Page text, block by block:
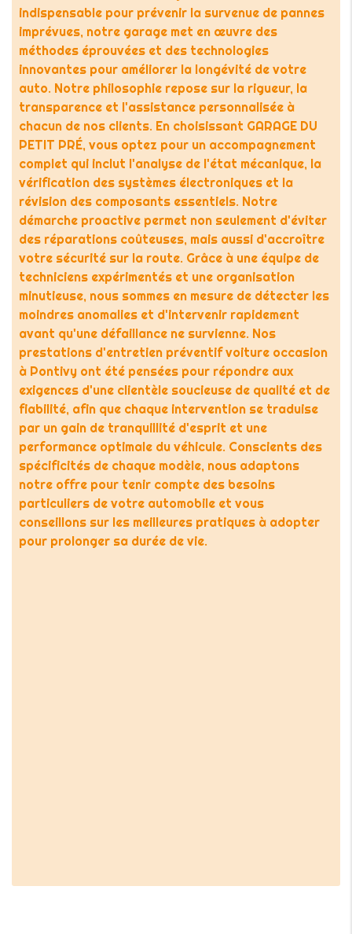
indispensable pour prévenir la survenue de pannes
imprévues, notre garage met en œuvre des
méthodes éprouvées et des technologies
innovantes pour améliorer la longévité de votre
auto. Notre philosophie repose sur la rigueur, la
transparence et l'assistance personnalisée à
chacun de nos clients. En choisissant GARAGE DU
PETIT PRÉ, vous optez pour un accompagnement
complet qui inclut l'analyse de l'état mécanique, la
vérification des systèmes électroniques et la
révision des composants essentiels. Notre
démarche proactive permet non seulement d'éviter
des réparations coûteuses, mais aussi d'accroître
votre sécurité sur la route. Grâce à une équipe de
techniciens expérimentés et une organisation
minutieuse, nous sommes en mesure de détecter les
moindres anomalies et d'intervenir rapidement
avant qu'une défaillance ne survienne. Nos
prestations d'entretien préventif voiture occasion
à Pontivy ont été pensées pour répondre aux
exigences d'une clientèle soucieuse de qualité et de
fiabilité, afin que chaque intervention se traduise
par un gain de tranquillité d'esprit et une
performance optimale du véhicule. Conscients des
spécificités de chaque modèle, nous adaptons
notre offre pour tenir compte des besoins
particuliers de votre automobile et vous
conseillons sur les meilleures pratiques à adopter
pour prolonger sa durée de vie.